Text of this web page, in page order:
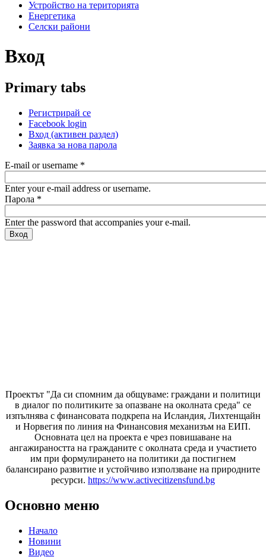
Устройство на територията
Енергетика
Селски райони
Вход
Primary tabs
Регистрирай се
Facebook login
Вход (активен раздел)
Заявка за нова парола
E-mail or username *
Enter your e-mail address or username.
Парола *
Enter the password that accompanies your e-mail.
Проектът "Да си спомним да общуваме: граждани и политици
в диалог по политиките за опазване на околната среда" се
изпълнява с финансовата подкрепа на Исландия, Лихтенщайн
и Норвегия по линия на Финансовия механизъм на ЕИП.
Основната цел на проекта е чрез повишаване на
ангажираността на гражданите с околната среда и участието
им при формулирането на политики да постигнем
балансирано развитие и устойчиво използване на природните
ресурси. https://www.activecitizensfund.bg
Основно меню
Начало
Новини
Видео